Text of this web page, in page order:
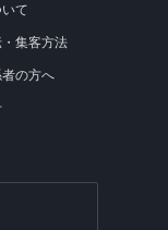
て
集客方法
者の方へ